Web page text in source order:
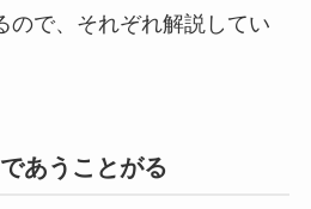
ので、それぞれ解説してい
あうことがる